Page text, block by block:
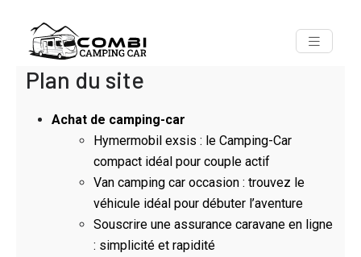
Plan du site
Achat de camping-car
Hymermobil exsis : le Camping-Car
compact idéal pour couple actif
Van camping car occasion : trouvez le
véhicule idéal pour débuter l’aventure
Souscrire une assurance caravane en ligne
: simplicité et rapidité